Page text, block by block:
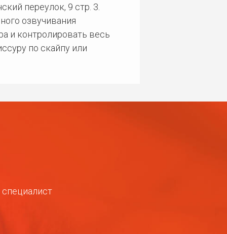
переулок, 9 стр. 3.
озвучивания
и контролировать весь
по скайпу или